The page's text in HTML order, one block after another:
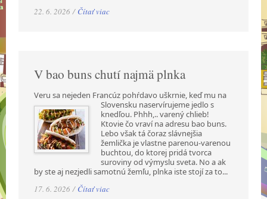
22. 6. 2026 / Čítať viac
V bao buns chutí najmä plnka
Veru sa nejeden Francúz pohŕdavo uškrnie, keď mu na
Slovensku naservírujeme jedlo s
knedľou. Phhh,.. varený chlieb!
Ktovie čo vraví na adresu bao buns.
Lebo však tá čoraz slávnejšia
žemlička je vlastne parenou-varenou
buchtou, do ktorej pridá tvorca
suroviny od výmyslu sveta. No a ak
by ste aj nezjedli samotnú žemľu, plnka iste stojí za to...
17. 6. 2026 / Čítať viac